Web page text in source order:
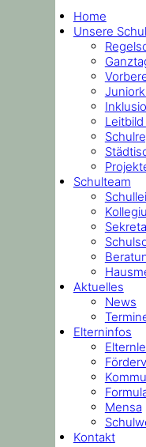
Home
Unsere
Leitbild
Schulteam
Aktuelles
News
Elterninfos
Mensa
Kontakt